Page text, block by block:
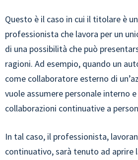
Questo è il caso in cui il titolare è
professionista che lavora per un
di una possibilità che può
ragioni. Ad esempio, quando un
come collaboratore esterno di
vuole assumere personale interno
collaborazioni continuative a
In tal caso, il professionista,
continuativo, sarà tenuto ad aprire